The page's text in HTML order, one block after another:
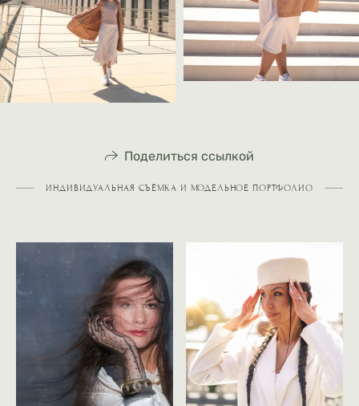
Поделиться ссылкой
ИНДИВИДУАЛЬНАЯ СЪЁМКА И МОДЕЛЬНОЕ ПОРТФОЛИО